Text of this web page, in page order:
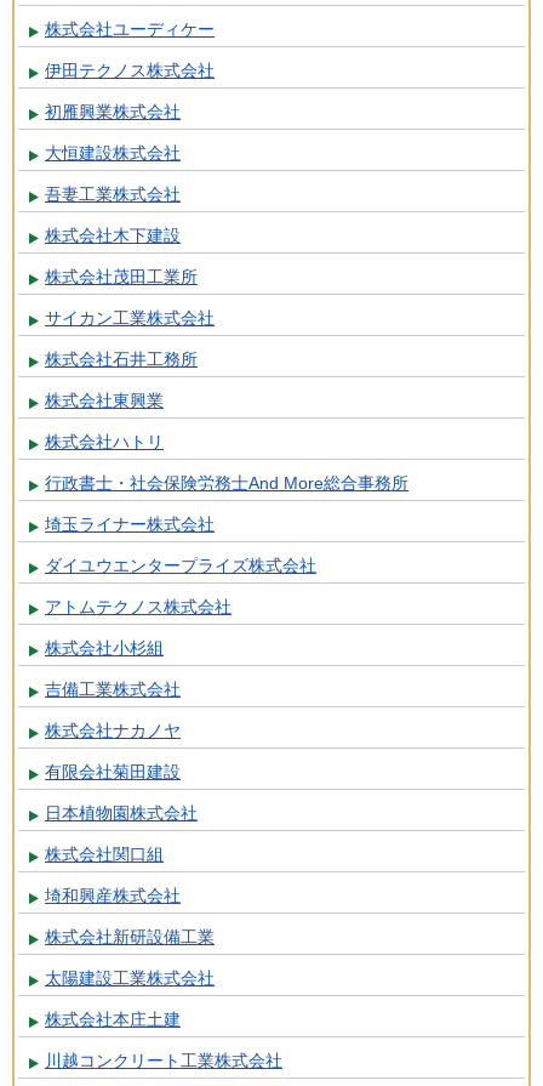
株式会社ユーディケー
伊田テクノス株式会社
初雁興業株式会社
大恒建設株式会社
吾妻工業株式会社
株式会社木下建設
株式会社茂田工業所
サイカン工業株式会社
株式会社石井工務所
株式会社東興業
株式会社ハトリ
行政書士・社会保険労務士And More総合事務所
埼玉ライナー株式会社
ダイユウエンタープライズ株式会社
アトムテクノス株式会社
株式会社小杉組
吉備工業株式会社
株式会社ナカノヤ
有限会社菊田建設
日本植物園株式会社
株式会社関口組
埼和興産株式会社
株式会社新研設備工業
太陽建設工業株式会社
株式会社本庄土建
川越コンクリート工業株式会社